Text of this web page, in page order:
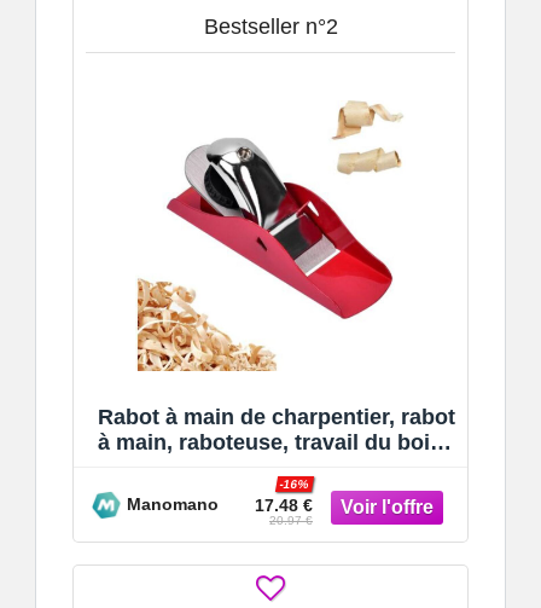
Bestseller n°2
Rabot à main de charpentier, rabot
à main, raboteuse, travail du bois,
Manomano 17.48 €
-16%
20.97 €